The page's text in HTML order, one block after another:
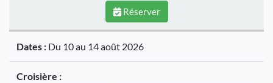
Réserver
Dates : Du 10 au 14 août 2026
Croisière :